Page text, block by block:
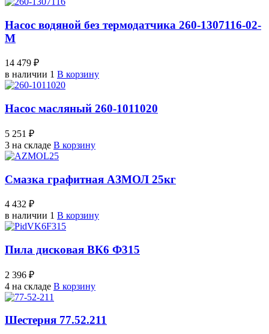
Насос водяной без термодатчика 260-1307116-02-
М
14 479 ₽
в наличии 1 В корзину
Насос масляный 260-1011020
5 251 ₽
3 на складе В корзину
Смазка графитная АЗМОЛ 25кг
4 432 ₽
в наличии 1 В корзину
Пила дисковая ВК6 Ф315
2 396 ₽
4 на складе В корзину
Шестерня 77.52.211